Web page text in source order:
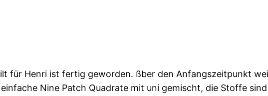
für Henri ist fertig geworden. ßber den Anfangszeitpunkt
Nine Patch Quadrate mit uni gemischt, die Stoffe